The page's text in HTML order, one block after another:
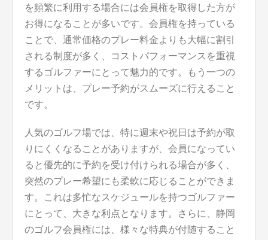
を頻繁に利用する場合には会員権を取得した方が
お得になることが多いです。会員権を持っている
ことで、通常価格のプレー料金よりも大幅に割引
される制度が多く、コストパフォーマンスを重視
するゴルファーにとって魅力的です。もう一つの
メリットは、プレー予約がスムーズに行えること
です。
人気のゴルフ場では、特に週末や祝日は予約が取
りにくくなることがありますが、会員になってい
ると優先的に予約を受け付けられる場合が多く、
突然のプレー希望にも柔軟に応じることができま
す。これは多忙なスケジュールを持つゴルファー
にとって、大きな利点となります。さらに、静岡
のゴルフ会員権には、様々な特典が付随すること